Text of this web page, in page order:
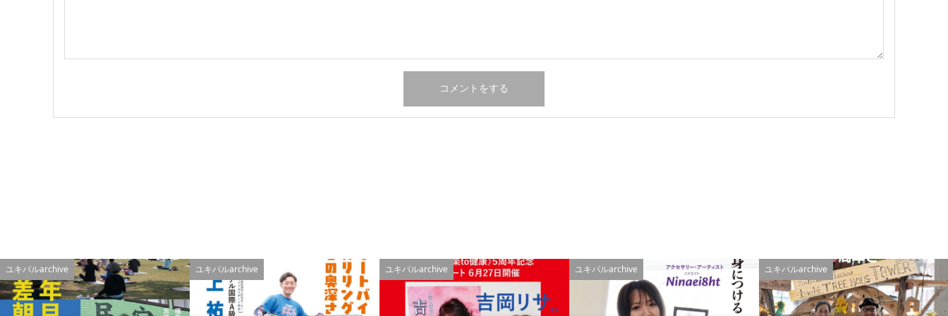
ユキパルarchive ユキパルarchive ユキパルarchive ユキパルarchive ユキパルarchive